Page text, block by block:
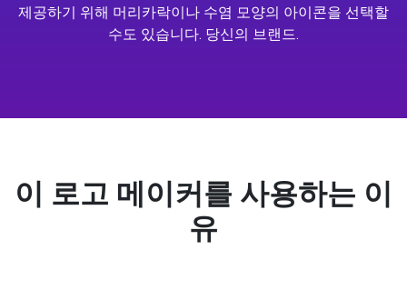
제공하기 위해 머리카락이나 수염 모양의 아이콘을 선택할
수도 있습니다. 당신의 브랜드.
이 로고 메이커를 사용하는 이
유